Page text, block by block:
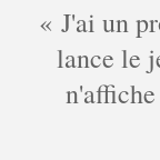
J'ai un
lance le